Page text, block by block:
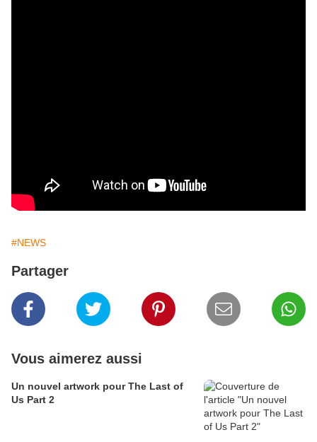
#NEWS
Partager
Vous aimerez aussi
Un nouvel artwork pour The Last of
Us Part 2